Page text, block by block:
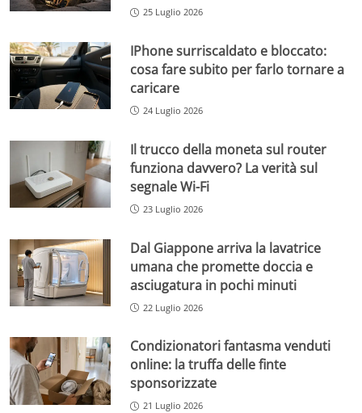
25 Luglio 2026
IPhone surriscaldato e bloccato:
cosa fare subito per farlo tornare a
caricare
24 Luglio 2026
Il trucco della moneta sul router
funziona davvero? La verità sul
segnale Wi-Fi
23 Luglio 2026
Dal Giappone arriva la lavatrice
umana che promette doccia e
asciugatura in pochi minuti
22 Luglio 2026
Condizionatori fantasma venduti
online: la truffa delle finte
sponsorizzate
21 Luglio 2026